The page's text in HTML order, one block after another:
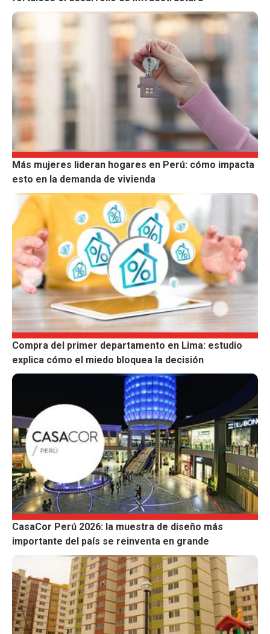
Más mujeres lideran hogares en Perú: cómo impacta
esto en la demanda de vivienda
Compra del primer departamento en Lima: estudio
explica cómo el miedo bloquea la decisión
CasaCor Perú 2026: la muestra de diseño más
importante del país se reinventa en grande